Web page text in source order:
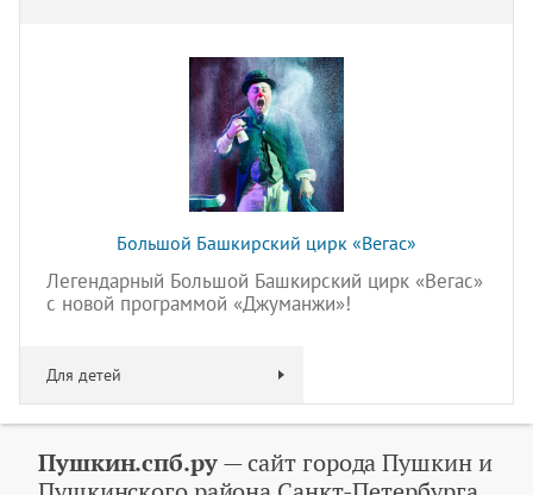
Большой Башкирский цирк «Вегас»
Легендарный Большой Башкирский цирк «Вегас»
с новой программой «Джуманжи»!
Для детей
Пушкин.спб.ру— сайт города Пушкин и